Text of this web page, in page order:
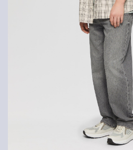
Im Bereich nachhaltig zertifizierter
Naturfasern aus erneuerbaren Quellen.
ressourcenschonend angebaut.
Supporting Better Cotton: Wenn Du dich
Baumwollprodukte entscheidest,
in die Mission von Better Cotton,
fortzubestehen und zu gedeihen; und
schützen und wiederherzustellen. Better
landwirtschaftliche Gemeinschaften in
wirtschaftlicher Hinsicht, indem
Anbaumethoden geschult werden.
System der Massenbilanz erzeugt und
möglicherweise kein Better Cotton. Mehr